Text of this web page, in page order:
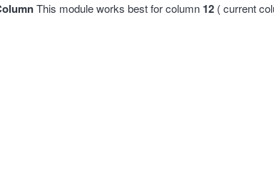
This module works best for column 12 ( current